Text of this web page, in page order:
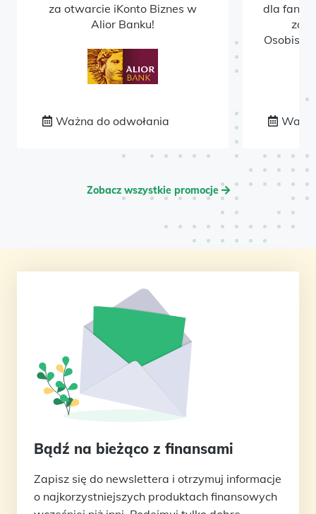
za otwarcie iKonto Biznes w
Alior Banku!
Ważna do odwołania
dla
Zobacz wszystkie promocje
Bądź na bieżąco z finansami
Zapisz się do newslettera i otrzymuj informacje
o najkorzystniejszych produktach finansowych